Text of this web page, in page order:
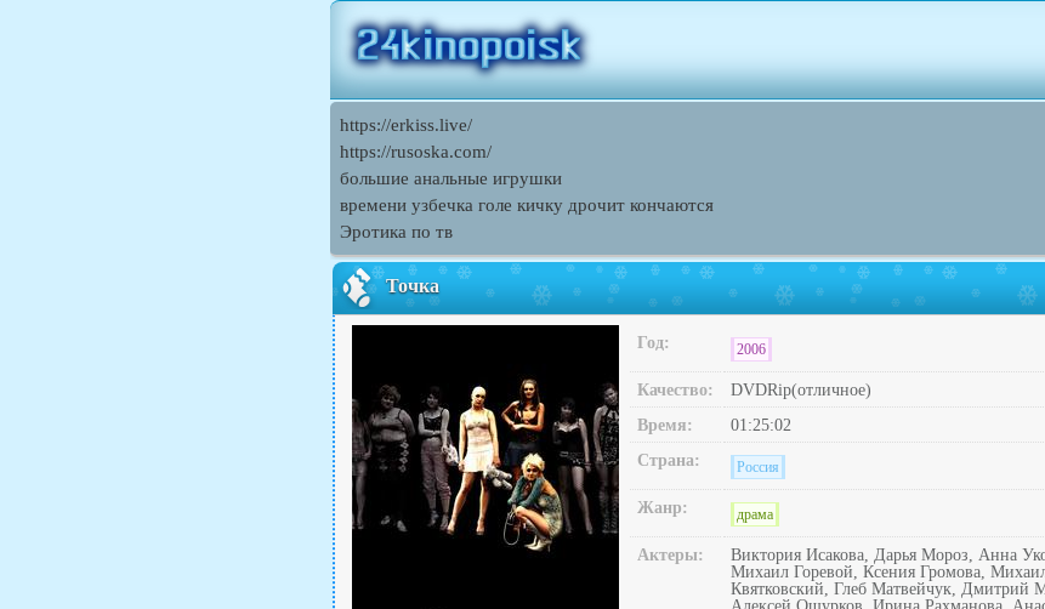
https://erkiss.live/
https://rusoska.com/
большие анальные игрушки
времени узбечка голе кичку дрочит кончаются
Эротика по тв
Точка
Год: 2006
Качество:
DVDRip(отличное)
Время:
01:25:02
Страна:
Россия
Жанр: драма
Актеры:
Виктория Исакова, Дарья Мороз, Анна
Михаил Горевой, Ксения Громова,
Квятковский, Глеб Матвейчук, Дмитрий